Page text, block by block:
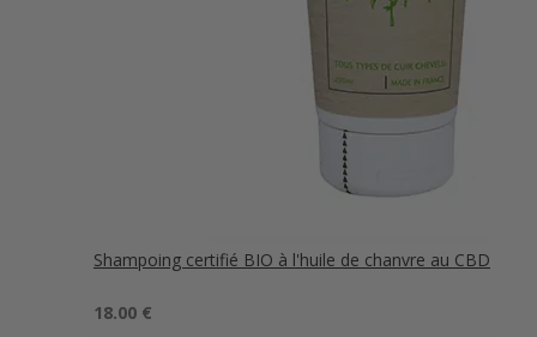
Shampoing certifié BIO à l'huile de chanvre au CBD
Note 5.00
18.00 €